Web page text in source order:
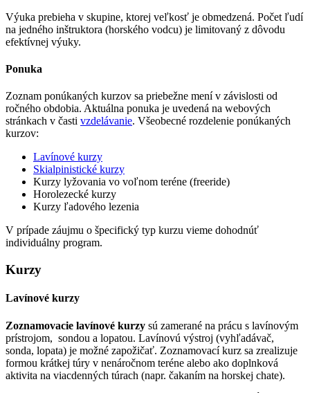
Výuka prebieha v skupine, ktorej veľkosť je obmedzená. Počet ľudí
na jedného inštruktora (horského vodcu) je limitovaný z dôvodu
efektívnej výuky.
Ponuka
Zoznam ponúkaných kurzov sa priebežne mení v závislosti od
ročného obdobia. Aktuálna ponuka je uvedená na webových
stránkach v časti vzdelávanie. Všeobecné rozdelenie ponúkaných
kurzov:
Lavínové kurzy
Skialpinistické kurzy
Kurzy lyžovania vo voľnom teréne (freeride)
Horolezecké kurzy
Kurzy ľadového lezenia
V prípade záujmu o špecifický typ kurzu vieme dohodnúť
individuálny program.
Kurzy
Lavínové kurzy
Zoznamovacie lavínové kurzy sú zamerané na prácu s lavínovým
prístrojom, sondou a lopatou. Lavínovú výstroj (vyhľadávač,
sonda, lopata) je možné zapožičať. Zoznamovací kurz sa zrealizuje
formou krátkej túry v nenáročnom teréne alebo ako doplnková
aktivita na viacdenných túrach (napr. čakaním na horskej chate).